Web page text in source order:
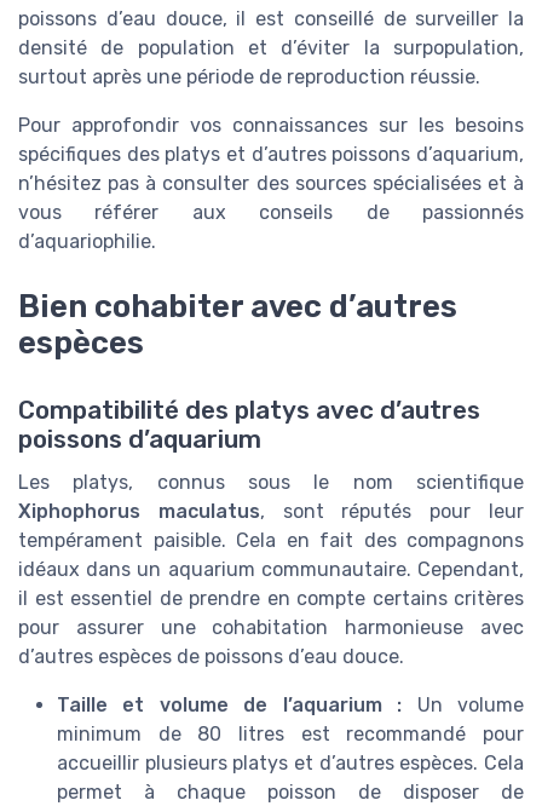
poissons d’eau douce, il est conseillé de surveiller la
densité de population et d’éviter la surpopulation,
surtout après une période de reproduction réussie.
Pour approfondir vos connaissances sur les besoins
spécifiques des platys et d’autres poissons d’aquarium,
n’hésitez pas à consulter des sources spécialisées et à
vous référer aux conseils de passionnés
d’aquariophilie.
Bien cohabiter avec d’autres
espèces
Compatibilité des platys avec d’autres
poissons d’aquarium
Les platys, connus sous le nom scientifique
Xiphophorus maculatus, sont réputés pour leur
tempérament paisible. Cela en fait des compagnons
idéaux dans un aquarium communautaire. Cependant,
il est essentiel de prendre en compte certains critères
pour assurer une cohabitation harmonieuse avec
d’autres espèces de poissons d’eau douce.
Taille et volume de l’aquarium : Un volume
minimum de 80 litres est recommandé pour
accueillir plusieurs platys et d’autres espèces. Cela
permet à chaque poisson de disposer de